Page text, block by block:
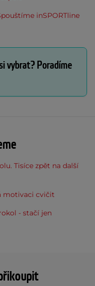
inSPORTline
vybrat? Poradíme
Tisíce zpět na další
motivaci cvičit
- stačí jen